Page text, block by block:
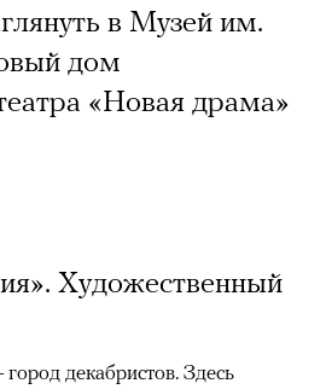
в Музей им.
дом
«Новая драма»
Художественный
декабристов. Здесь